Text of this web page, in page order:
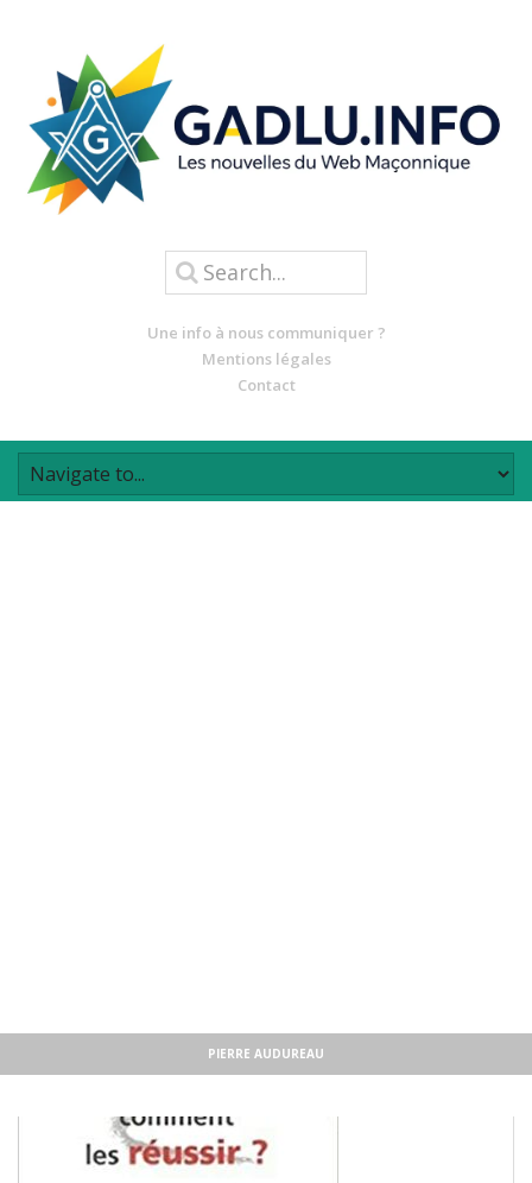
Une info à nous communiquer ?
Mentions légales
Contact
PIERRE AUDUREAU